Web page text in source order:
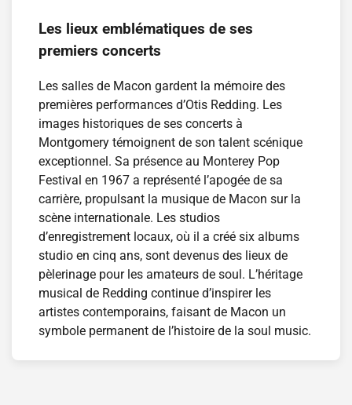
Les lieux emblématiques de ses
premiers concerts
Les salles de Macon gardent la mémoire des
premières performances d’Otis Redding. Les
images historiques de ses concerts à
Montgomery témoignent de son talent scénique
exceptionnel. Sa présence au Monterey Pop
Festival en 1967 a représenté l’apogée de sa
carrière, propulsant la musique de Macon sur la
scène internationale. Les studios
d’enregistrement locaux, où il a créé six albums
studio en cinq ans, sont devenus des lieux de
pèlerinage pour les amateurs de soul. L’héritage
musical de Redding continue d’inspirer les
artistes contemporains, faisant de Macon un
symbole permanent de l’histoire de la soul music.